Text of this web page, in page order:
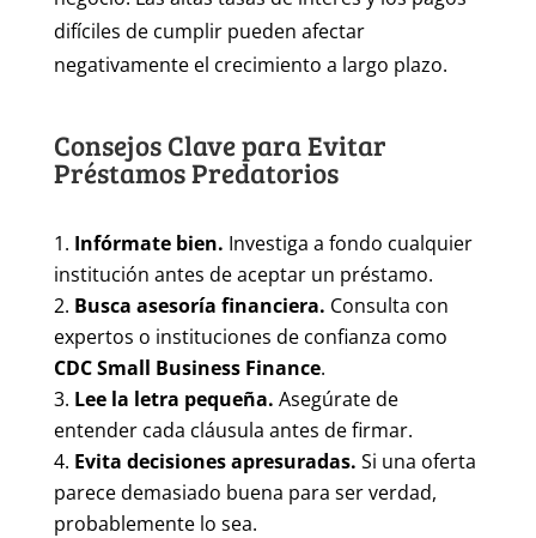
difíciles de cumplir pueden afectar
negativamente el crecimiento a largo plazo.
Consejos Clave para Evitar
Préstamos Predatorios
Infórmate bien. Investiga a fondo cualquier
institución antes de aceptar un préstamo.
Busca asesoría financiera. Consulta con
expertos o instituciones de confianza como
CDC Small Business Finance.
Lee la letra pequeña. Asegúrate de
entender cada cláusula antes de firmar.
Evita decisiones apresuradas. Si una oferta
parece demasiado buena para ser verdad,
probablemente lo sea.